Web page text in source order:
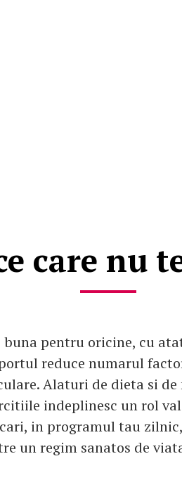
care nu
pentru oricine, cu
reduce numarul
Alaturi de dieta si
indeplinesc un rol
in programul tau
un regim sanatos de